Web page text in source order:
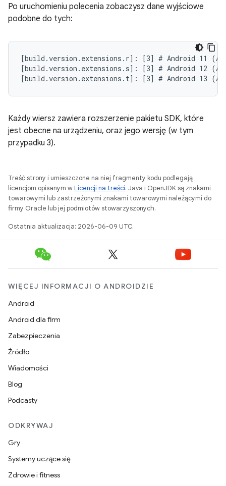
Po uruchomieniu polecenia zobaczysz dane wyjściowe
podobne do tych:
[build.version.extensions.r]: [3] # Android 11
[build.version.extensions.s]: [3] # Android 12
Każdy wiersz zawiera rozszerzenie pakietu SDK, które
jest obecne na urządzeniu, oraz jego wersję (w tym
przypadku 3).
Treść strony i umieszczone na niej fragmenty kodu podlegają
licencjom opisanym wLicencji na treści. Java i OpenJDK są znakami
towarowymi lub zastrzeżonymi znakami towarowymi należącymi do
firmy Oracle lub jej podmiotów stowarzyszonych.
Ostatnia aktualizacja: 2026-06-09 UTC.
WIĘCEJ INFORMACJI O ANDROIDZIE
Android
Android dla firm
Zabezpieczenia
Źródło
Wiadomości
Blog
Podcasty
ODKRYWAJ
Gry
Systemy uczące się
Zdrowie i fitness